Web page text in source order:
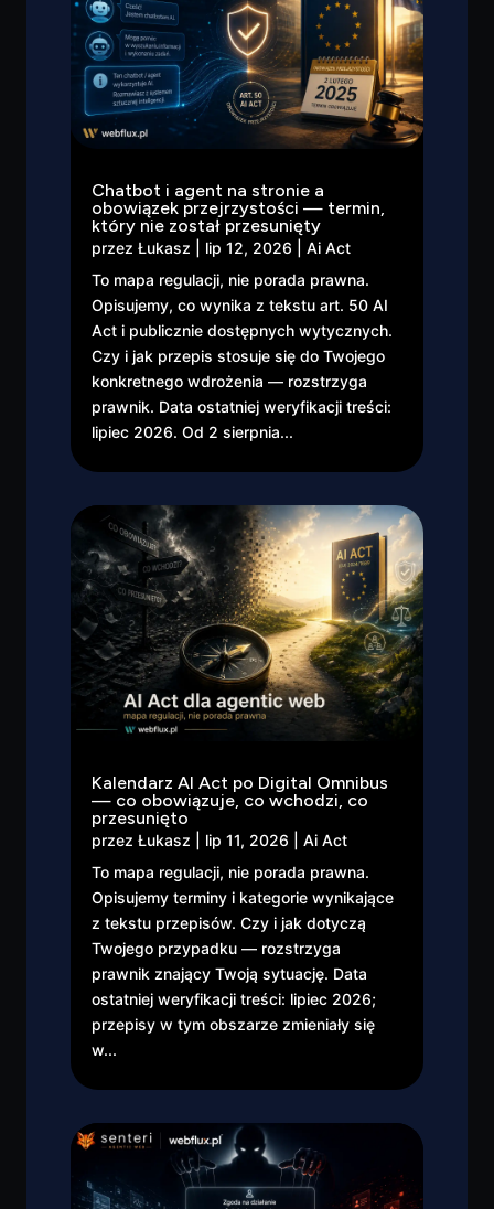
Chatbot i agent na stronie a
obowiązek przejrzystości — termin,
który nie został przesunięty
przez Łukasz lip 12, 2026
Ai Act
To mapa regulacji, nie porada prawna.
Opisujemy, co wynika z tekstu art. 50 AI
Act i publicznie dostępnych wytycznych.
Czy i jak przepis stosuje się do Twojego
konkretnego wdrożenia — rozstrzyga
prawnik. Data ostatniej weryfikacji treści:
lipiec 2026. Od 2 sierpnia...
Kalendarz AI Act po Digital Omnibus
— co obowiązuje, co wchodzi, co
przesunięto
przez Łukasz lip 11, 2026
Ai Act
To mapa regulacji, nie porada prawna.
Opisujemy terminy i kategorie wynikające
z tekstu przepisów. Czy i jak dotyczą
Twojego przypadku — rozstrzyga
prawnik znający Twoją sytuację. Data
ostatniej weryfikacji treści: lipiec 2026;
przepisy w tym obszarze zmieniały się
w...